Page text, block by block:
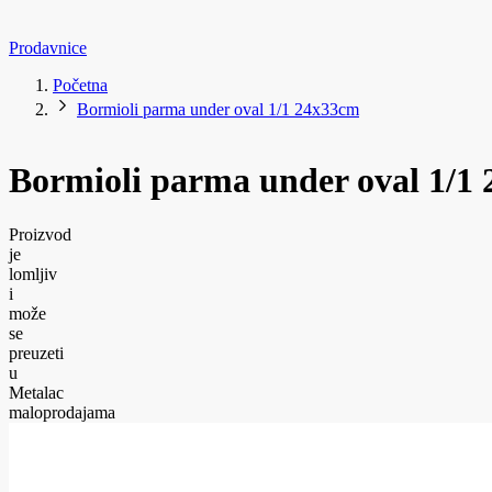
Prodavnice
Početna
Bormioli parma under oval 1/1 24x33cm
Bormioli parma under oval 1/1
Proizvod
je
lomljiv
i
može
se
preuzeti
u
Metalac
maloprodajama